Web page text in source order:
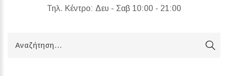
Τηλ. Κέντρο: Δευ - Σαβ 10:00 - 21:00